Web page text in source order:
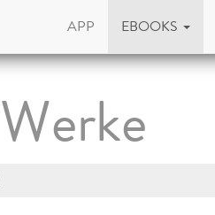
APP EBOOKS